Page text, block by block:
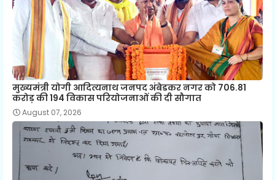
मुख्यमंत्री योगी आदित्यनाथ जनपद अंबेडकर नगर को 706.81
करोड़ की 194 विकास परियोजनाओं की दी सौगात
August 07, 2026